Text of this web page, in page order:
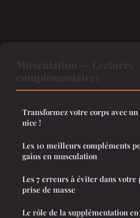
Transformez votre corps avec
nice !
Les 10 meilleurs compléments
gains en musculation
Les 7 erreurs à éviter dans votre
prise de masse
Le rôle de la supplémentation